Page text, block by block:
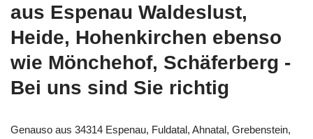
aus Espenau Waldeslust,
Heide, Hohenkirchen ebenso
wie Mönchehof, Schäferberg -
Bei uns sind Sie richtig
Genauso aus 34314 Espenau, Fuldatal, Ahnatal, Grebenstein,